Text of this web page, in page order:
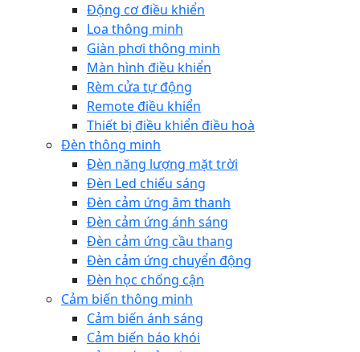
Động cơ điều khiển
Loa thông minh
Giàn phơi thông minh
Màn hình điều khiển
Rèm cửa tự động
Remote điều khiển
Thiết bị điều khiển điều hoà
Đèn thông minh
Đèn năng lượng mặt trời
Đèn Led chiếu sáng
Đèn cảm ứng âm thanh
Đèn cảm ứng ánh sáng
Đèn cảm ứng cầu thang
Đèn cảm ứng chuyển động
Đèn học chống cận
Cảm biến thông minh
Cảm biến ánh sáng
Cảm biến báo khói